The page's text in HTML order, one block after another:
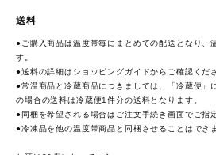
送料
●ご購入商品は温度帯毎にまとめての配送となり、
す。
●送料の詳細は ショッピングガイドからご確認くだ
●常温商品と冷蔵商品につきましては、「冷蔵便」
の場合の送料は冷蔵便1件分の送料となります。
●同梱を希望される場合はご注文手続き画面でご指
●冷凍品を他の温度帯商品と同梱させることはでき